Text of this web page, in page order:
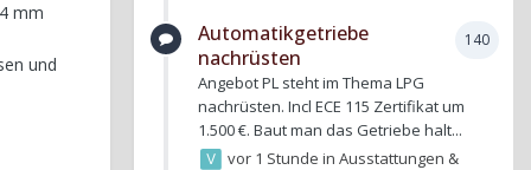
mm
und
140
Automatikgetriebe
nachrüsten
Angebot PL steht im Thema LPG
nachrüsten. Incl ECE 115 Zertifikat um
1.500 €. Baut man das Getriebe halt...
vor 1 Stunde inAusstattungen &